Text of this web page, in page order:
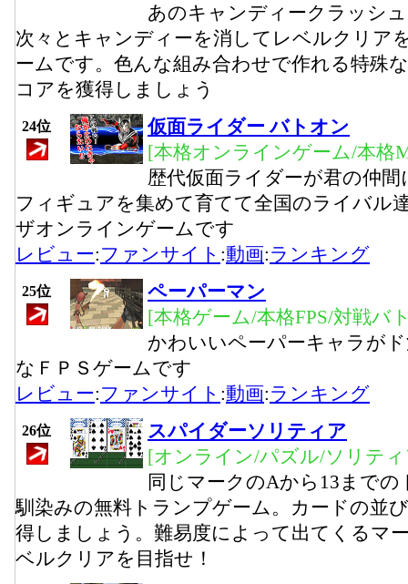
あのキャンディークラッシ
次々とキャンディーを消してレベルクリア
ームです。色んな組み合わせで作れる特殊
コアを獲得しましょう
24位
仮面ライダー バトオン
[本格オンラインゲーム/本格
歴代仮面ライダーが君の仲
フィギュアを集めて育てて全国のライバル
ザオンラインゲームです
レビュー:ファンサイト :動画:ランキング
25位
ペーパーマン
[本格ゲーム/本格FPS/対戦バ
かわいいペーパーキャラが
なＦＰＳゲームです
レビュー:ファンサイト :動画:ランキング
26位
スパイダーソリティア
[オンライン/パズル/ソリテ
同じマークのAから13まで
馴染みの無料トランプゲーム。カードの並
得しましょう。難易度によって出てくるマ
ベルクリアを目指せ！